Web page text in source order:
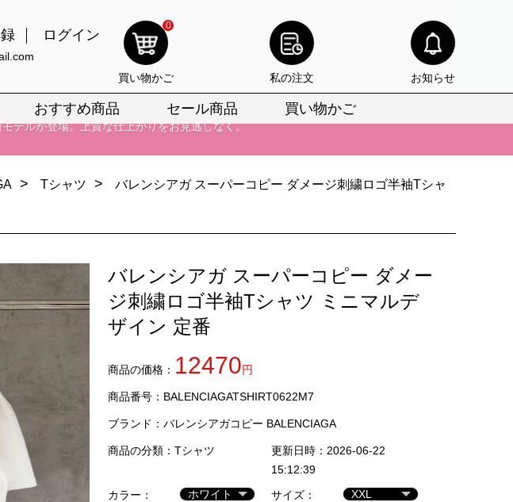
ログイン
0
買い物かご 私の注文 お知らせ
おすすめ商品 セール商品 買い物かご
品質の再現度を安心してお選びいただけます。
品質の再現度を安心してお選びいただけます。
お得な割引をご利用いただけます。
デルが登場。上質な仕上がりをお見逃しなく。
> Tシャツ > バレンシアガ スーパーコピー ダメージ刺繍ロゴ半袖Tシャ
バレンシアガ スーパーコピー ダメー
ジ刺繍ロゴ半袖Tシャツ ミニマルデ
ザイン 定番
商品の価格： 12470円
商品番号：BALENCIAGATSHIRT0622M7
ブランド： バレンシアガコピー BALENCIAGA
商品の分類： Tシャツ
更新日時：2026-06-22
15:12:39
カラー：
サイズ：